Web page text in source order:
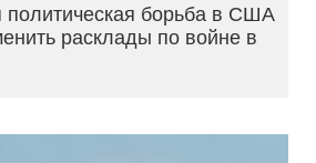
политическая борьба в США
расклады по войне в